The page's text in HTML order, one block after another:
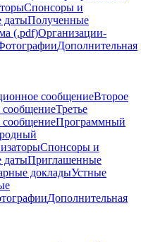
Спонсоры и
датыПолученные
(.pdf)Организации-
Дополнительная
сообщениеВторое
Третье
Программный
Спонсоры и
датыПриглашенные
докладыУстные
Дополнительная